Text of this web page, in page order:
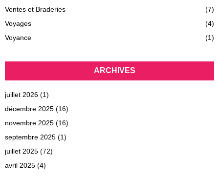
Ventes et Braderies
(7)
Voyages
(4)
Voyance
(1)
ARCHIVES
juillet 2026 (1)
décembre 2025 (16)
novembre 2025 (16)
septembre 2025 (1)
juillet 2025 (72)
avril 2025 (4)